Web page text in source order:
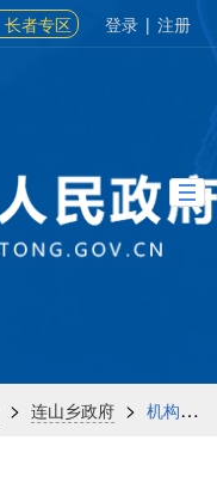
长者专区 登录 | 注册
> 连山乡政府 > 机构信息